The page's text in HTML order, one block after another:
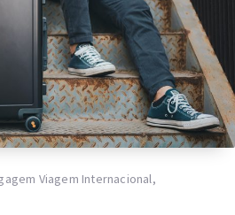
Viagem Internacional,